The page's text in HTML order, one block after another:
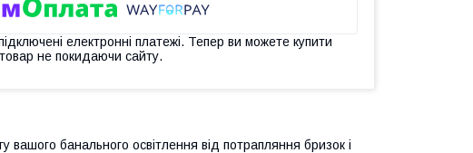
електронні платежі. Тепер ви можете купити
не покидаючи сайту.
банального освітлення від потрапляння бризок і